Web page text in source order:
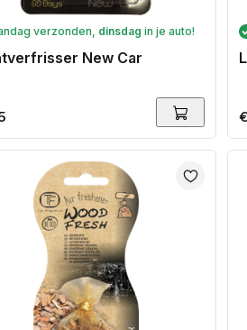
verzonden, dinsdag in je auto!
New Car